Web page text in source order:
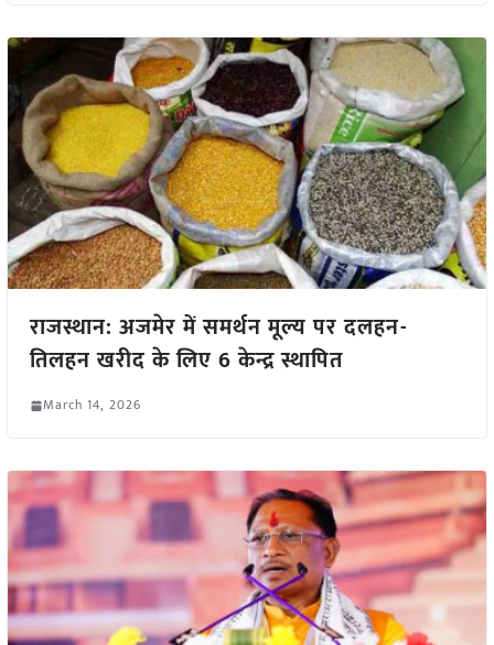
राजस्थान: अजमेर में समर्थन मूल्य पर दलहन-
तिलहन खरीद के लिए 6 केन्द्र स्थापित
March 14, 2026